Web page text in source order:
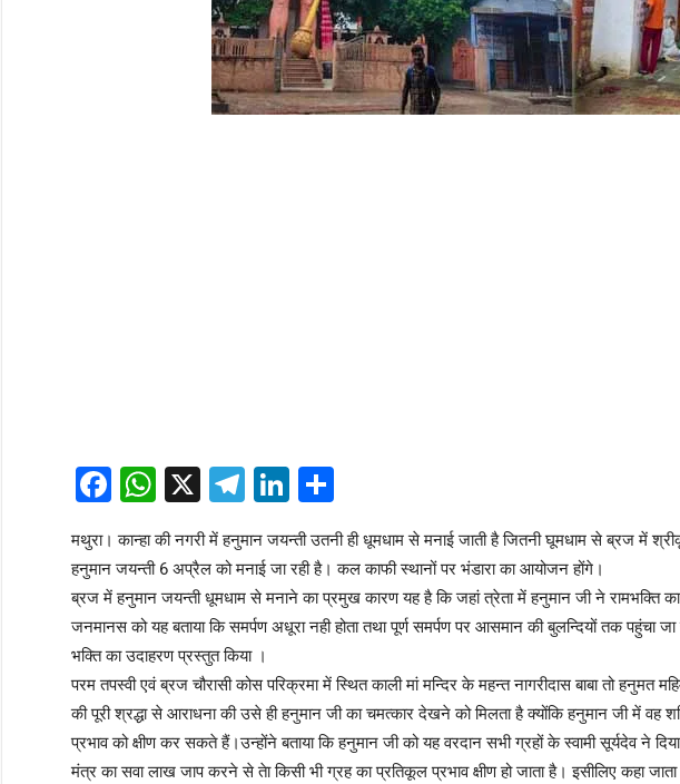
Facebook
WhatsApp
X Telegram
LinkedIn
Share
मथुरा। कान्हा की नगरी में हनुमान जयन्ती उतनी ही धूमधाम से मनाई जाती है जितनी घूमधाम से ब्रज में
हनुमान जयन्ती 6 अप्रैल को मनाई जा रही है। कल काफी स्थानों पर भंडारा का आयोजन होंगे।
ब्रज में हनुमान जयन्ती धूमधाम से मनाने का प्रमुख कारण यह है कि जहां त्रेता में हनुमान जी ने रामभक्ति
जनमानस को यह बताया कि समर्पण अधूरा नही होता तथा पूर्ण समर्पण पर आसमान की बुलन्दियों तक पहुंचा
भक्ति का उदाहरण प्रस्तुत किया ।
परम तपस्वी एवं ब्रज चौरासी कोस परिक्रमा में स्थित काली मां मन्दिर के महन्त नागरीदास बाबा तो हनुमत
की पूरी श्रद्धा से आराधना की उसे ही हनुमान जी का चमत्कार देखने को मिलता है क्योंकि हनुमान जी में
प्रभाव को क्षीण कर सकते हैं।उन्होंने बताया कि हनुमान जी को यह वरदान सभी ग्रहों के स्वामी सूर्यदेव ने
मंत्र का सवा लाख जाप करने से तेा किसी भी ग्रह का प्रतिकूल प्रभाव क्षीण हो जाता है। इसीलिए कहा